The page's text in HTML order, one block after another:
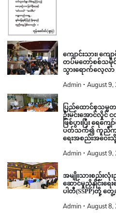
ကျောင်းသား၊ ကျေ
တပ်မတော်စစ်သမိုင်
သွားရောက်လေ့လာ
Admin August 9,
ပြည်ထောင်စုသမ္မ
ဦးမင်းအောင်လှိုင်
ဖြစ်ပွားပြီး ရေကျ
ပတ်သက်၍ ကူညီကယ်
ရေးအစည်းအဝေ
Admin August 9,
အမျိုးသားစည်းလုံး
ဆောင်မှုညှိနှိုင်းရေ
ပါတီ(SSPP)တို့ တွ
Admin August 8,